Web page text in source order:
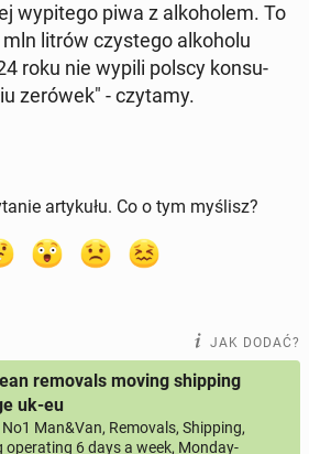
wy­pi­te­go piwa z al­ko­ho­lem. To
mln litrów czy­ste­go al­ko­ho­lu
roku nie wypili polscy kon­su­
zerówek" - czytamy.
artykułu. Co o tym myślisz?
JAK DODAĆ?
removals moving shipping
uk-eu
No1 Man&Van, Removals, Shipping,
operating 6 days a week, Monday-